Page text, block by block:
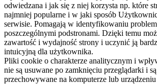
odwiedzana i jak się z niej korzysta np. które
najmniej popularne i w jaki sposób
serwisie. Pomagają w identyfikowaniu
poszczególnymi podstronami. Dzięki temu
zawartość i wydajność strony i uczynić ją
intuicyjną dla użytkownika.
Pliki cookie o charakterze analitycznym i
nie są usuwane po zamknięciu przeglądarki i
przechowywane na komputerze lub